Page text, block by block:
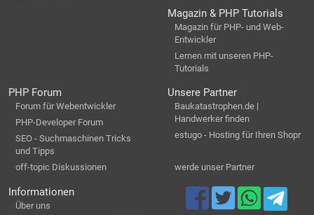
Magazin & PHP Tutorials
Magazin für PHP- und Web-
Entwickler
Lernen mit unseren PHP-
Tutorials
PHP Forum
Forum für Webentwickler
PHP-Developer Forum
SEO - Suchmaschinen Tricks
und Tipps
off-topic Diskussionen
Unsere Partner
Baukatastrophen.de |
Handwerker finden
estugo - Hosting für Ihren Shopr
werde unser Partner
Informationen
Über uns